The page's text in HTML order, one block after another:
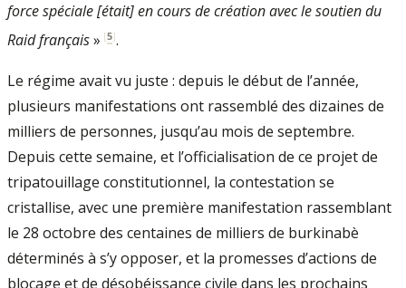
force spéciale [était] en cours de création avec le soutien du
Raid français» [5].
Le régime avait vu juste : depuis le début de l’année,
plusieurs manifestations ont rassemblé des dizaines de
milliers de personnes, jusqu’au mois de septembre.
Depuis cette semaine, et l’officialisation de ce projet de
tripatouillage constitutionnel, la contestation se
cristallise, avec une première manifestation rassemblant
le 28 octobre des centaines de milliers de burkinabè
déterminés à s’y opposer, et la promesses d’actions de
blocage et de désobéissance civile dans les prochains